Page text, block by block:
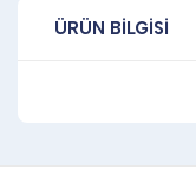
ÜRÜN BILGISI